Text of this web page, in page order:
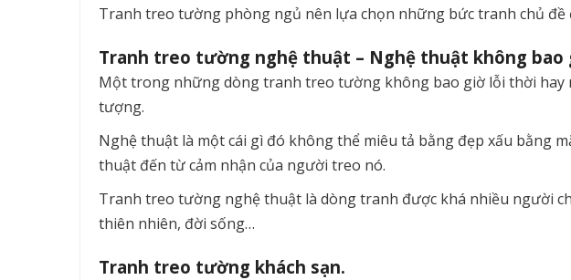
Tranh treo tường phòng ngủ nên lựa chọn những bức tranh chủ
Tranh treo tường nghệ thuật – Nghệ thuật không bao
Một trong những dòng tranh treo tường không bao giờ lỗi thời
tượng.
Nghệ thuật là một cái gì đó không thể miêu tả bằng đẹp xấu bằng
thuật đến từ cảm nhận của người treo nó.
Tranh treo tường nghệ thuật là dòng tranh được khá nhiều người
thiên nhiên, đời sống…
Tranh treo tường khách sạn.